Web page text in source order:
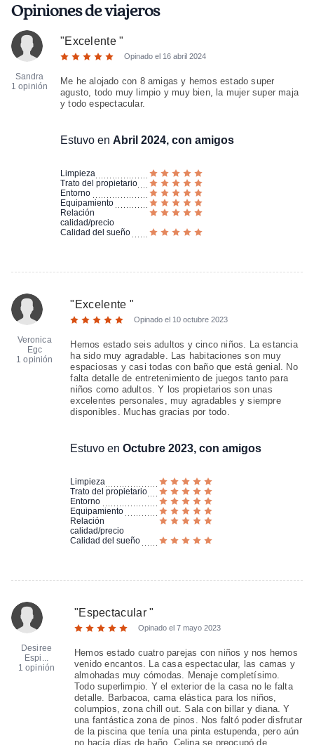
Opiniones de viajeros
Sandra
1 opinión
"Excelente"
Opinado el 16 abril 2024
Me he alojado con 8 amigas y hemos estado super
agusto, todo muy limpio y muy bien, la mujer super maja
y todo espectacular.
Estuvo en Abril 2024, con amigos
Limpieza
Trato del propietario
Entorno
Equipamiento
Relación
calidad/precio
Calidad del sueño
Veronica
Egc
1 opinión
" Excelente "
Opinado el 10 octubre 2023
Hemos estado seis adultos y cinco niños. La estancia
ha sido muy agradable. Las habitaciones son muy
espaciosas y casi todas con baño que está genial. No
falta detalle de entretenimiento de juegos tanto para
niños como adultos. Y los propietarios son unas
excelentes personales, muy agradables y siempre
disponibles. Muchas gracias por todo.
Estuvo enOctubre 2023, con amigos
Limpieza
Trato del propietario
Entorno
Equipamiento
Relación
calidad/precio
Calidad del sueño
Desiree
Espi...
1 opinión
"Espectacular"
Opinado el 7 mayo 2023
Hemos estado cuatro parejas con niños y nos hemos
venido encantos. La casa espectacular, las camas y
almohadas muy cómodas. Menaje completísimo.
Todo superlimpio. Y el exterior de la casa no le falta
detalle. Barbacoa, cama elástica para los niños,
columpios, zona chill out. Sala con billar y diana. Y
una fantástica zona de pinos. Nos faltó poder disfrutar
de la piscina que tenía una pinta estupenda, pero aún
no hacía días de baño. Celina se preocupó de